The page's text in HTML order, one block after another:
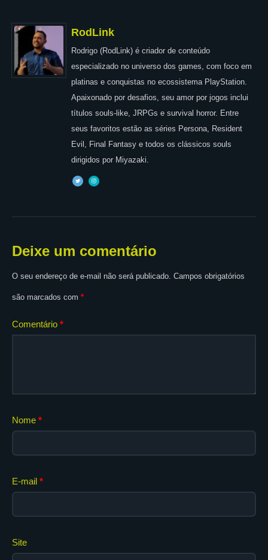
RodLink
Rodrigo (RodLink) é criador de conteúdo
especializado no universo dos games, com foco em
platinas e conquistas no ecossistema PlayStation.
Apaixonado por desafios, seu amor por jogos inclui
títulos souls-like, JRPGs e survival horror. Entre
seus favoritos estão as séries Persona, Resident
Evil, Final Fantasy e todos os clássicos souls
dirigidos por Miyazaki.
Deixe um comentário
O seu endereço de e-mail não será publicado. Campos obrigatórios
são marcados com *
Comentário *
Nome *
E-mail *
Site